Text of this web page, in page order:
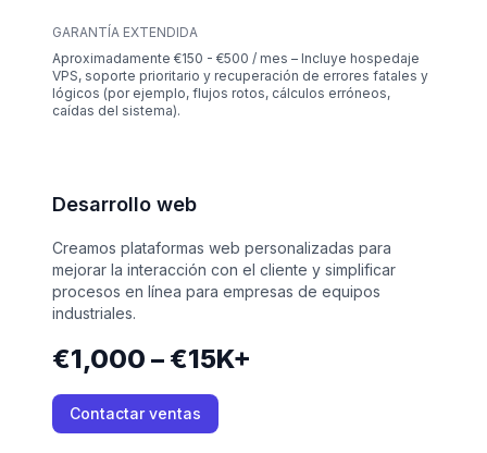
GARANTÍA EXTENDIDA
Aproximadamente €150 - €500 / mes – Incluye hospedaje
VPS, soporte prioritario y recuperación de errores fatales y
lógicos (por ejemplo, flujos rotos, cálculos erróneos,
caídas del sistema).
Desarrollo web
Creamos plataformas web personalizadas para
mejorar la interacción con el cliente y simplificar
procesos en línea para empresas de equipos
industriales.
€1,000 – €15K+
Contactar ventas